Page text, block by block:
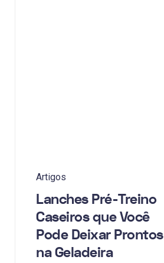
Artigos
Lanches Pré-Treino
Caseiros que Você
Pode Deixar Prontos
na Geladeira